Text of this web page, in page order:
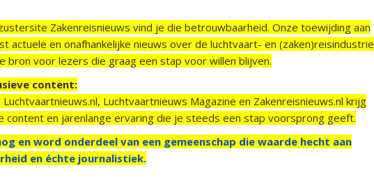
Zakenreisnieuws vind je die betrouwbaarheid. Onze toewijding aan
actuele en onafhankelijke nieuws over de luchtvaart- en (zaken)reisindustrie
bron voor lezers die graag een stap voor willen blijven.
content:
Luchtvaartnieuws Magazine en Zakenreisnieuws.nl krijg
content en jarenlange ervaring die je steeds een stap voorsprong geeft.
en word onderdeel van een gemeenschap die waarde hecht aan
en échte journalistiek.